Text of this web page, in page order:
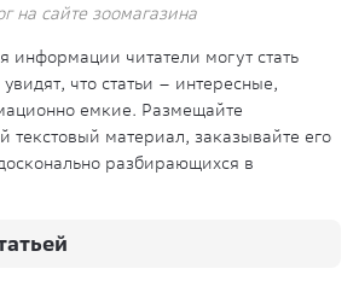
на сайте зоомагазина
информации читатели могут стать
что статьи – интересные,
емкие. Размещайте
текстовый материал, заказывайте его
разбирающихся в